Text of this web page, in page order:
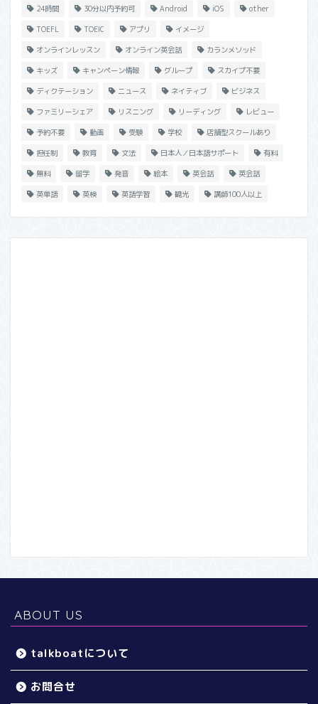
24時間 30分以内予約可 Android iOS other
TOEFL TOEIC アプリ イメージ
オンラインレッスン オンライン英会話 カランメソッド
キッズ キャンペーン情報 グループ スカイプ不要
ディクテーション ニュース ネイティブ ビジネス
ファミリーシェア リスニング リーディング レビュー
予約不要 動画 受験 学校 店舗型スクールあり
担任制 教育 文法 日本人／日本語サポート 有料
無料 留学 発音 絵本 英会話 英会話
英単語 英検 英語学習 観光 講師100人以上
ABOUT US
talkboatについて
お問合せ